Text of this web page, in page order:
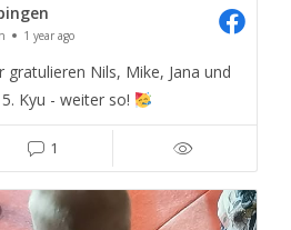
1 year ago
gratulieren Nils, Mike, Jana und
Kyu - weiter so!
1